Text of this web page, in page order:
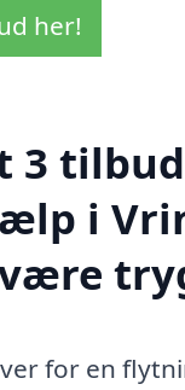
her!
3
i
for en